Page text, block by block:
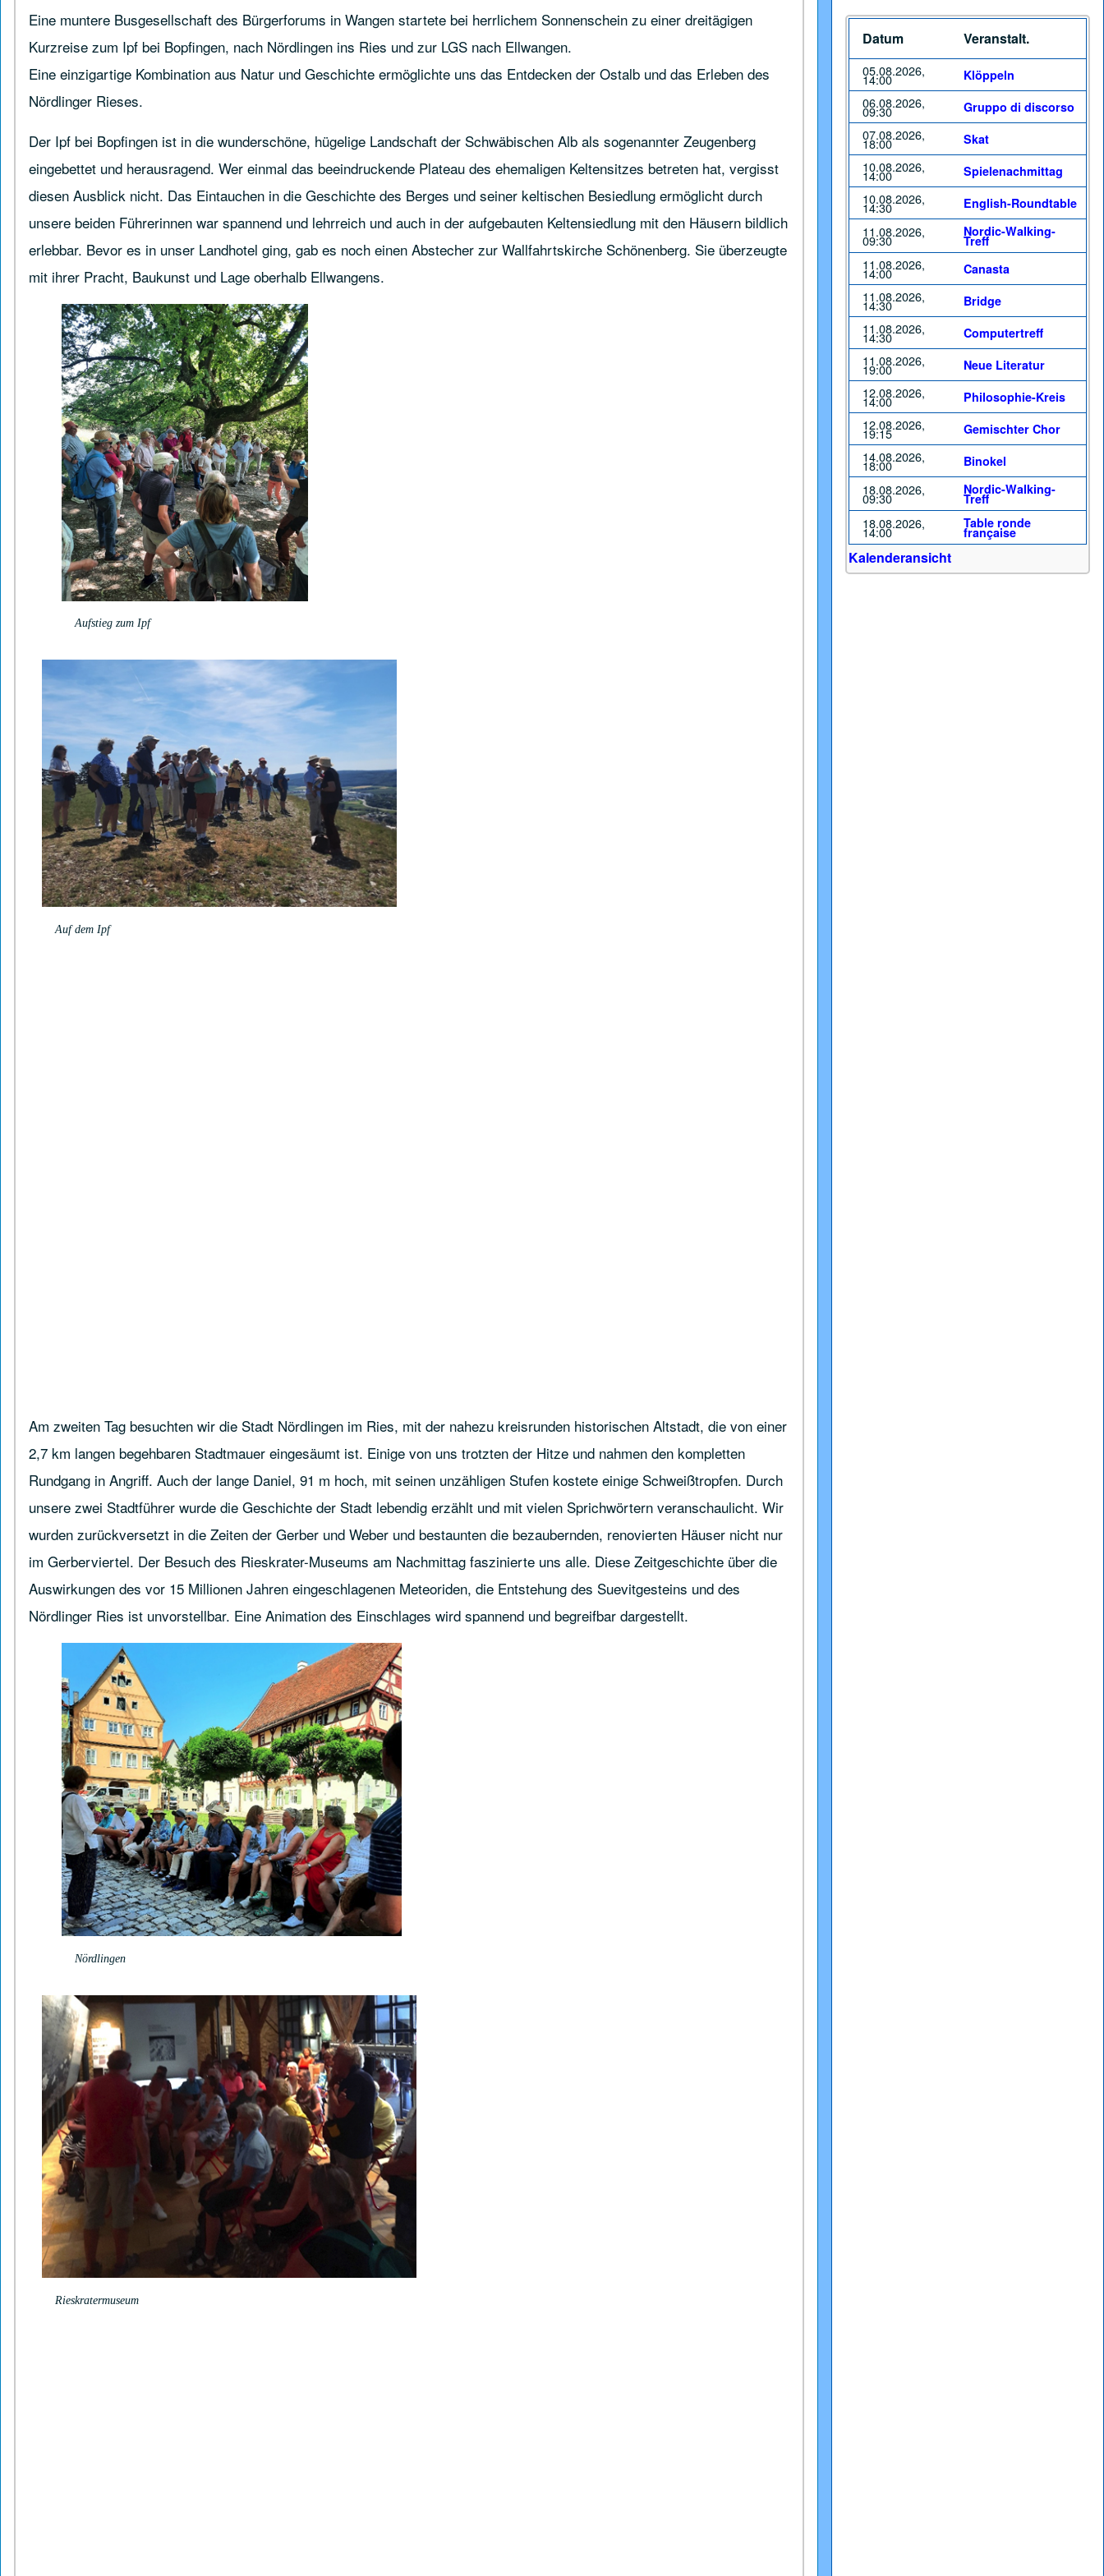
Eine muntere Busgesellschaft des Bürgerforums in Wangen startete bei herrlichem Sonnenschein zu einer dreitägigen
Kurzreise zum Ipf bei Bopfingen, nach Nördlingen ins Ries und zur LGS nach Ellwangen.
Eine einzigartige Kombination aus Natur und Geschichte ermöglichte uns das Entdecken der Ostalb und das Erleben des
Nördlinger Rieses.
Der Ipf bei Bopfingen ist in die wunderschöne, hügelige Landschaft der Schwäbischen Alb als sogenannter Zeugenberg
eingebettet und herausragend. Wer einmal das beeindruckende Plateau des ehemaligen Keltensitzes betreten hat, vergisst
diesen Ausblick nicht. Das Eintauchen in die Geschichte des Berges und seiner keltischen Besiedlung ermöglicht durch
unsere beiden Führerinnen war spannend und lehrreich und auch in der aufgebauten Keltensiedlung mit den Häusern bildlich
erlebbar. Bevor es in unser Landhotel ging, gab es noch einen Abstecher zur Wallfahrtskirche Schönenberg. Sie überzeugte
mit ihrer Pracht, Baukunst und Lage oberhalb Ellwangens.
Aufstieg zum Ipf
Auf dem Ipf
Am zweiten Tag besuchten wir die Stadt Nördlingen im Ries, mit der nahezu kreisrunden historischen Altstadt, die von einer
2,7 km langen begehbaren Stadtmauer eingesäumt ist. Einige von uns trotzten der Hitze und nahmen den kompletten
Rundgang in Angriff. Auch der lange Daniel, 91 m hoch, mit seinen unzähligen Stufen kostete einige Schweißtropfen. Durch
unsere zwei Stadtführer wurde die Geschichte der Stadt lebendig erzählt und mit vielen Sprichwörtern veranschaulicht. Wir
wurden zurückversetzt in die Zeiten der Gerber und Weber und bestaunten die bezaubernden, renovierten Häuser nicht nur
im Gerberviertel. Der Besuch des Rieskrater-Museums am Nachmittag faszinierte uns alle. Diese Zeitgeschichte über die
Auswirkungen des vor 15 Millionen Jahren eingeschlagenen Meteoriden, die Entstehung des Suevitgesteins und des
Nördlinger Ries ist unvorstellbar. Eine Animation des Einschlages wird spannend und begreifbar dargestellt.
Nördlingen
Rieskratermuseum
Datum Veranstalt.
05.08.2026,
14:00 Klöppeln
06.08.2026,
09:30 Gruppo di discorso
07.08.2026,
18:00 Skat
10.08.2026,
14:00 Spielenachmittag
10.08.2026,
14:30 English-Roundtable
11.08.2026,
09:30
Nordic-Walking-
Treff
11.08.2026,
14:00 Canasta
11.08.2026,
14:30 Bridge
11.08.2026,
14:30 Computertreff
11.08.2026,
19:00 Neue Literatur
12.08.2026,
14:00 Philosophie-Kreis
12.08.2026,
19:15 Gemischter Chor
14.08.2026,
18:00 Binokel
18.08.2026,
09:30
Nordic-Walking-
Treff
18.08.2026,
14:00
Table ronde
française
Kalenderansicht